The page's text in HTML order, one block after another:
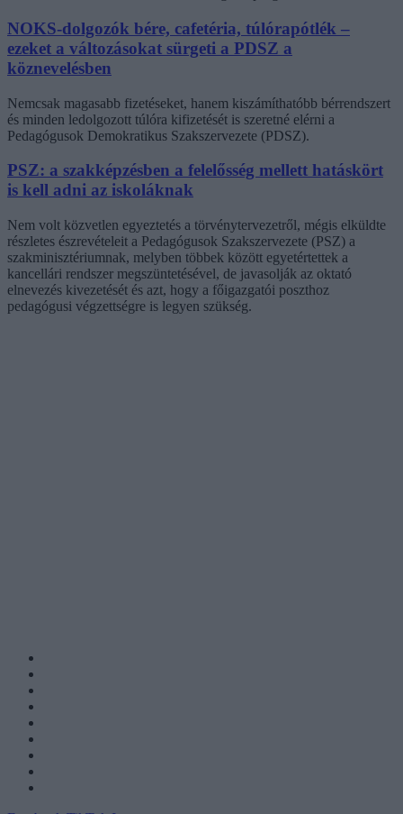
NOKS-dolgozók bére, cafetéria, túlórapótlék –
ezeket a változásokat sürgeti a PDSZ a
köznevelésben
Nemcsak magasabb fizetéseket, hanem kiszámíthatóbb bérrendszert
és minden ledolgozott túlóra kifizetését is szeretné elérni a
Pedagógusok Demokratikus Szakszervezete (PDSZ).
PSZ: a szakképzésben a felelősség mellett hatáskört
is kell adni az iskoláknak
Nem volt közvetlen egyeztetés a törvénytervezetről, mégis elküldte
részletes észrevételeit a Pedagógusok Szakszervezete (PSZ) a
szakminisztériumnak, melyben többek között egyetértettek a
kancellári rendszer megszüntetésével, de javasolják az oktató
elnevezés kivezetését és azt, hogy a főigazgatói poszthoz
pedagógusi végzettségre is legyen szükség.